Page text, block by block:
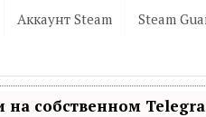
Аккаунт Steam Steam
на собственном